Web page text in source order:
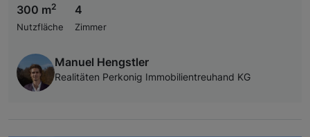
300 m2
Nutzfläche
4
Zimmer
Manuel Hengstler
Realitäten Perkonig Immobilientreuhand KG